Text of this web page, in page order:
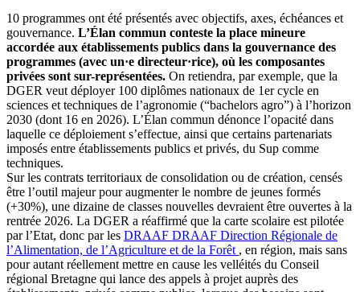
10 programmes ont été présentés avec objectifs, axes, échéances et
gouvernance. L’Élan commun conteste la place mineure
accordée aux établissements publics dans la gouvernance des
programmes (avec un·e directeur·rice), où les composantes
privées sont sur-représentées. On retiendra, par exemple, que la
DGER veut déployer 100 diplômes nationaux de 1er cycle en
sciences et techniques de l’agronomie (“bachelors agro”) à l’horizon
2030 (dont 16 en 2026). L’Élan commun dénonce l’opacité dans
laquelle ce déploiement s’effectue, ainsi que certains partenariats
imposés entre établissements publics et privés, du Sup comme
techniques.
Sur les contrats territoriaux de consolidation ou de création, censés
être l’outil majeur pour augmenter le nombre de jeunes formés
(+30%), une dizaine de classes nouvelles devraient être ouvertes à la
rentrée 2026. La DGER a réaffirmé que la carte scolaire est pilotée
par l’Etat, donc par les DRAAF DRAAF Direction Régionale de
l’Alimentation, de l’Agriculture et de la Forêt , en région, mais sans
pour autant réellement mettre en cause les velléités du Conseil
régional Bretagne qui lance des appels à projet auprès des